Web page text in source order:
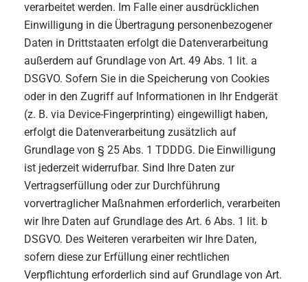
verarbeitet werden. Im Falle einer ausdrücklichen
Einwilligung in die Übertragung personenbezogener
Daten in Drittstaaten erfolgt die Datenverarbeitung
außerdem auf Grundlage von Art. 49 Abs. 1 lit. a
DSGVO. Sofern Sie in die Speicherung von Cookies
oder in den Zugriff auf Informationen in Ihr Endgerät
(z. B. via Device-Fingerprinting) eingewilligt haben,
erfolgt die Datenverarbeitung zusätzlich auf
Grundlage von § 25 Abs. 1 TDDDG. Die Einwilligung
ist jederzeit widerrufbar. Sind Ihre Daten zur
Vertragserfüllung oder zur Durchführung
vorvertraglicher Maßnahmen erforderlich, verarbeiten
wir Ihre Daten auf Grundlage des Art. 6 Abs. 1 lit. b
DSGVO. Des Weiteren verarbeiten wir Ihre Daten,
sofern diese zur Erfüllung einer rechtlichen
Verpflichtung erforderlich sind auf Grundlage von Art.